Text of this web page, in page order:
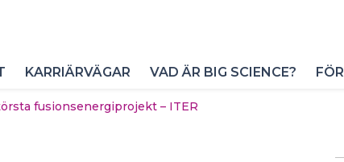
KARRIÄRVÄGAR VAD ÄR BIG SCIENCE?
fusionsenergiprojekt – ITER